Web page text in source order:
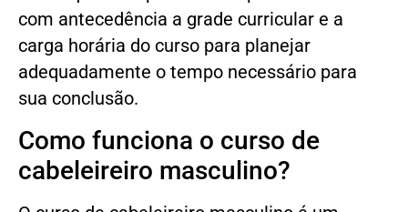
com antecedência a grade curricular e a
carga horária do curso para planejar
adequadamente o tempo necessário para
sua conclusão.
Como funciona o curso de
cabeleireiro masculino?